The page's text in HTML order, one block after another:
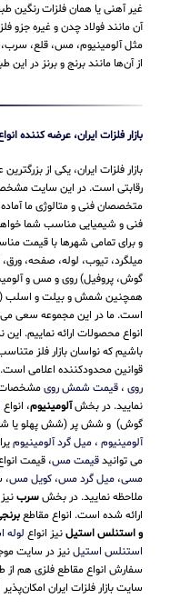
غیر آهنی یا همان فلزات رنگین
آن مانند فولاد چدن و غیره جزو
مثل آلومینیوم، مس، قلع، سرب،
از آن‌ها مانند برنج و برنز در این
بازار فلزات ایران، عرضه کننده
بازار فلزات ایران، یکی از
رقابتی است. در این سایت
متخصصان فنی و متالوژی ما
فنی و شیمیایی مناسب شما
و برای تمامی شهرها با قیمت
میلگرد، تیوب، لوله، صفحه،
گوش، پروفیل) روی و مس و
همچنین شمش و بیلت و اسلب
است. ما در این مجموعه سعی
انواع محصولات ارائه نماییم.
باشیم که نواسان بازار فلز
قوانین محدودکننده اعلامی
روی ، قیمت شمش رویمشخصات
نمایید. در بخشآلومینیوم، انواع
گوش) و شش پر (شش پهلو یا
آلومینیوم ، میل گرد آلومینیوم
می توانیدقیمت مس، قیمت
مسی، میل گرد مس، کویل مس،
ملاحظه نمایید. در بخشسرب
ارائه شده است. انواع مقاطع
و استنلس استیلنیز انواع
استنلس استیلنیز در سایت
سفارش انواع مقاطع فلزی هم از
سایت بازار فلزات ایران